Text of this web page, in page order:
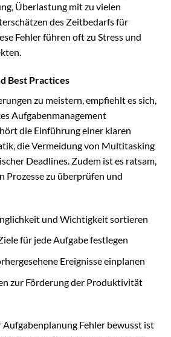
Überlastung mit zu vielen
des Zeitbedarfs für
Fehler führen oft zu Stress und
Best Practices
zu meistern, empfiehlt es sich,
Aufgabenmanagement
die Einführung einer klaren
die Vermeidung von Multitasking
Deadlines. Zudem ist es ratsam,
Prozesse zu überprüfen und
und Wichtigkeit sortieren
für jede Aufgabe festlegen
Ereignisse einplanen
zur Förderung der Produktivität
Aufgabenplanung Fehler bewusst ist